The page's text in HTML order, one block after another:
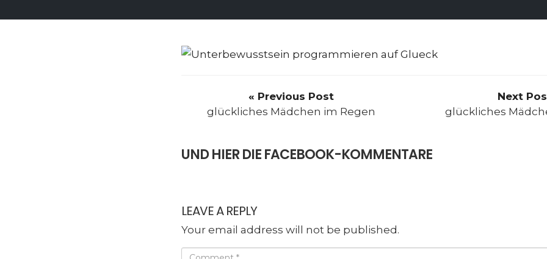
« Previous Post
glückliches Mädchen im Regen
Next
glückliches
UND HIER DIE FACEBOOK-KOMMENTARE
LEAVE A REPLY
Your email address will not be published.